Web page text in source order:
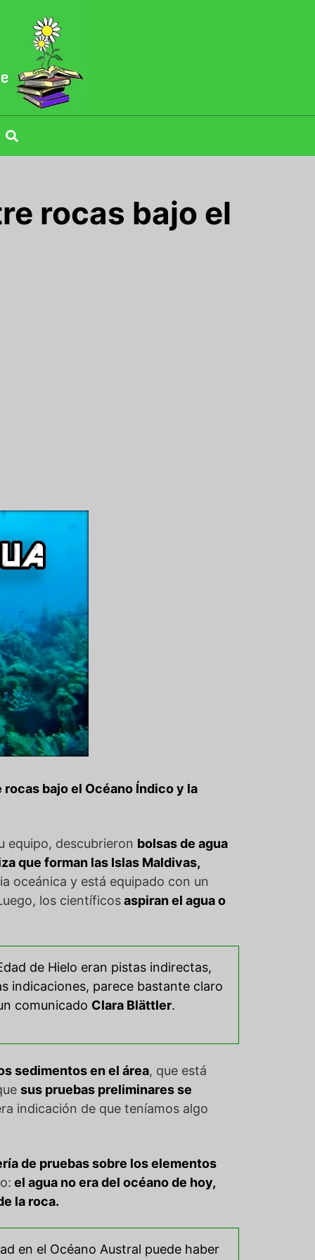
rocas bajo el
rocas bajo el Océano Índico y la
equipo, descubrieron bolsas de agua
que forman las Islas Maldivas,
oceánica y está equipado con un
los científicosaspiran el agua o
de Hielo eran pistas indirectas,
indicaciones, parece bastante claro
comunicado Clara Blättler.
sedimentos en el área, que está
sus pruebas preliminares se
indicación de que teníamos algo
de pruebas sobre los elementos
el agua no era del océano de hoy,
la roca.
en el Océano Austral puede haber